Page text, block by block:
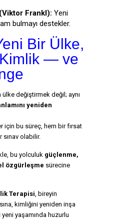
Frankl): Yeni
bulmayı destekler.
Bir Ülke,
— ve
ülke değiştirmek değil; aynı
yeniden
için bu süreç, hem bir fırsat
sınav olabilir.
bu yolculuk güçlenme,
özgürleşme sürecine
Terapisi, bireyin
kimliğini yeniden inşa
yaşamında huzurlu